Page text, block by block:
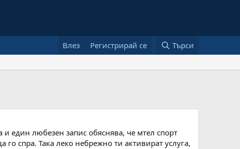
Влез Регистрирай се Търси
един любезен запис обяснява, че мтел спорт
спра. Така леко небрежно ти активират услуга,